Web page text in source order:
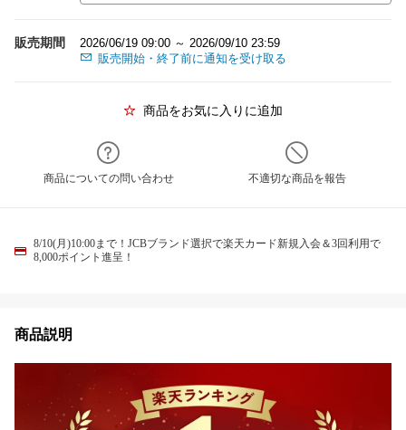
販売期間
2026/06/19 09:00 ～ 2026/09/10 23:59
販売開始・終了前に通知を受け取る
商品をお気に入りに追加
商品についての問い合わせ 不適切な商品を報告
8/10(月)10:00まで！JCBブランド選択で楽天カード新規入会＆3回利用で
8,000ポイント進呈！
商品説明